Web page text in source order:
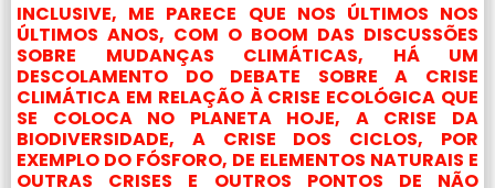
INCLUSIVE, ME PARECE QUE NOS ÚLTIMOS NOS
ÚLTIMOS ANOS, COM O BOOM DAS DISCUSSÕES
SOBRE MUDANÇAS CLIMÁTICAS, HÁ UM
DESCOLAMENTO DO DEBATE SOBRE A CRISE
CLIMÁTICA EM RELAÇÃO À CRISE ECOLÓGICA QUE
SE COLOCA NO PLANETA HOJE, A CRISE DA
BIODIVERSIDADE, A CRISE DOS CICLOS, POR
EXEMPLO DO FÓSFORO, DE ELEMENTOS NATURAIS E
OUTRAS CRISES E OUTROS PONTOS DE NÃO